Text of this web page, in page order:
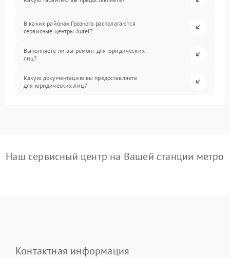
В каких районах Грозного располагаются
сервисные центры Autel?
Выполняете ли вы ремонт для юридических
лиц?
Какую документацию вы предоставляете
для юридических лиц?
Наш сервисный центр на Вашей станции метро
Контактная информация